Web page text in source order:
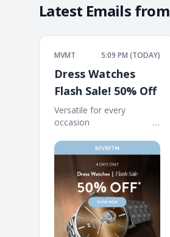
Latest Emails from
MVMT 5:09 PM (TODAY)
Dress Watches
Flash Sale! 50% Off
Versatile for every
occasion ‌ ‌ ‌ ‌ ‌ ‌ ‌ ‌ ‌ ‌ ‌ ‌ ‌ ‌ ‌ ‌ ‌ ‌ ‌ ‌ ‌ ‌ ‌ ‌ ‌ ‌ ‌ ‌ ‌
‌ ‌ ‌ ‌ ‌ ‌ ‌ ‌ ‌ ‌ ‌ ‌ ‌